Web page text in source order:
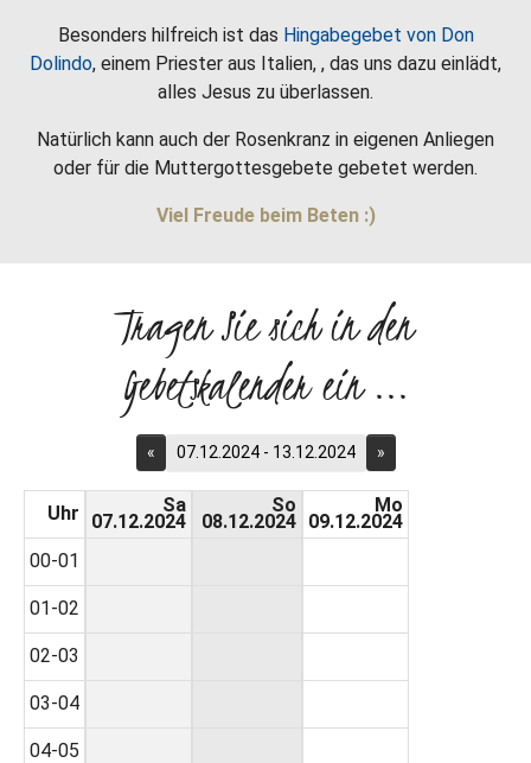
Besonders hilfreich ist das Hingabegebet von Don
Dolindo, einem Priester aus Italien, , das uns dazu einlädt,
alles Jesus zu überlassen.
Natürlich kann auch der Rosenkranz in eigenen Anliegen
oder für die Muttergottesgebete gebetet werden.
Viel Freude beim Beten :)
Tragen Sie sich in den
Gebetskalender ein ...
« 07.12.2024 - 13.12.2024 »
Uhr
00-01
01-02
02-03
03-04
04-05
Sa
07.12.2024
So
08.12.2024
Mo
09.12.2024